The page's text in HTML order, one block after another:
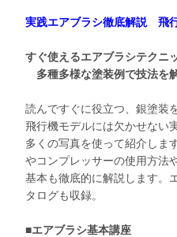
実践エアブラシ徹底解説 飛
すぐ使えるエアブラシテクニ
多種多様な塗装例で技法を
読んですぐに役立つ、銀塗装
飛行機モデルには欠かせない
多くの写真を使って紹介しま
やコンプレッサーの使用方法
基本も徹底的に解説します。
タログも収録。
■エアブラシ基本講座